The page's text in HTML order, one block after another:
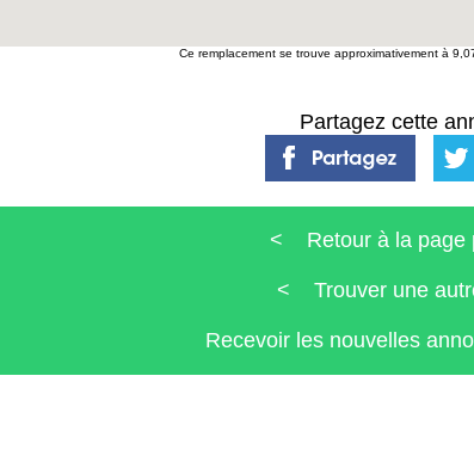
Ce remplacement se trouve approximativement à
Partagez cette
< Retour à la page
< Trouver une
Recevoir les nouvelles